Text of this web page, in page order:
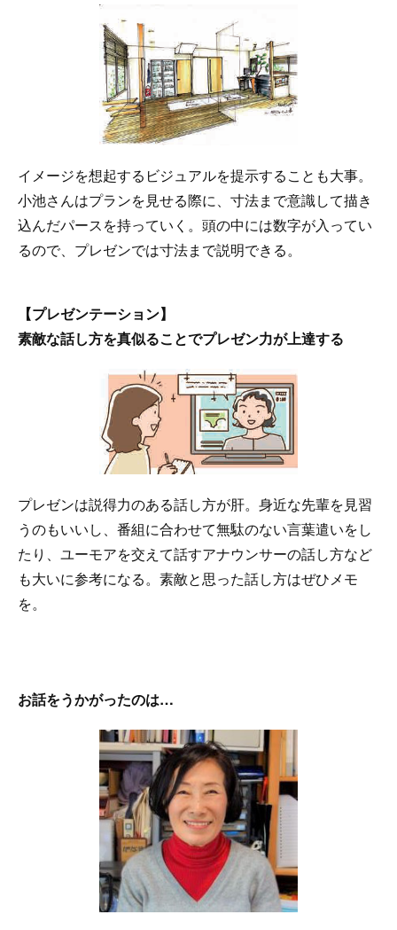
イメージを想起するビジュアルを提示することも大事。
小池さんはプランを見せる際に、寸法まで意識して描き
込んだパースを持っていく。頭の中には数字が入ってい
るので、プレゼンでは寸法まで説明できる。
【プレゼンテーション】
素敵な話し方を真似ることでプレゼン力が上達する
プレゼンは説得力のある話し方が肝。身近な先輩を見習
うのもいいし、番組に合わせて無駄のない言葉遣いをし
たり、ユーモアを交えて話すアナウンサーの話し方など
も大いに参考になる。素敵と思った話し方はぜひメモ
を。
お話をうかがったのは…